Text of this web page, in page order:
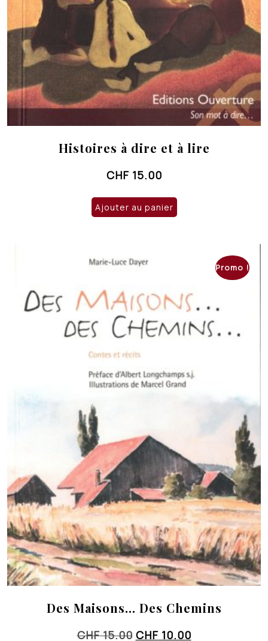
Histoires à dire et à lire
CHF 15.00
Ajouter au panier
Promo !
Des Maisons… Des Chemins
CHF15.00 Le
CHF 10.00Le